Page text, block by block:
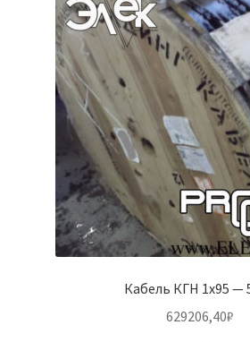
Кабель КГН 1х95 —
629206,40₽